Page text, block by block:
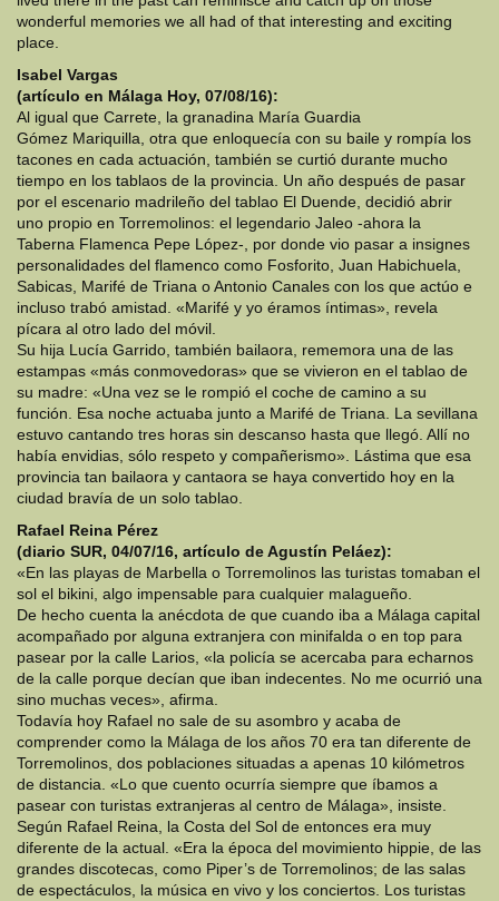
wonderful memories we all had of that interesting and exciting
place.
Isabel Vargas
(artículo en Málaga Hoy, 07/08/16):
Al igual que Carrete, la granadina María Guardia
Gómez Mariquilla, otra que enloquecía con su baile y rompía los
tacones en cada actuación, también se curtió durante mucho
tiempo en los tablaos de la provincia. Un año después de pasar
por el escenario madrileño del tablao El Duende, decidió abrir
uno propio en Torremolinos: el legendario Jaleo -ahora la
Taberna Flamenca Pepe López-, por donde vio pasar a insignes
personalidades del flamenco como Fosforito, Juan Habichuela,
Sabicas, Marifé de Triana o Antonio Canales con los que actúo e
incluso trabó amistad. «Marifé y yo éramos íntimas», revela
pícara al otro lado del móvil.
Su hija Lucía Garrido, también bailaora, rememora una de las
estampas «más conmovedoras» que se vivieron en el tablao de
su madre: «Una vez se le rompió el coche de camino a su
función. Esa noche actuaba junto a Marifé de Triana. La sevillana
estuvo cantando tres horas sin descanso hasta que llegó. Allí no
había envidias, sólo respeto y compañerismo». Lástima que esa
provincia tan bailaora y cantaora se haya convertido hoy en la
ciudad bravía de un solo tablao.
Rafael Reina Pérez
(diario SUR, 04/07/16, artículo de Agustín Peláez):
«En las playas de Marbella o Torremolinos las turistas tomaban el
sol el bikini, algo impensable para cualquier malagueño.
De hecho cuenta la anécdota de que cuando iba a Málaga capital
acompañado por alguna extranjera con minifalda o en top para
pasear por la calle Larios, «la policía se acercaba para echarnos
de la calle porque decían que iban indecentes. No me ocurrió una
sino muchas veces», afirma.
Todavía hoy Rafael no sale de su asombro y acaba de
comprender como la Málaga de los años 70 era tan diferente de
Torremolinos, dos poblaciones situadas a apenas 10 kilómetros
de distancia. «Lo que cuento ocurría siempre que íbamos a
pasear con turistas extranjeras al centro de Málaga», insiste.
Según Rafael Reina, la Costa del Sol de entonces era muy
diferente de la actual. «Era la época del movimiento hippie, de las
grandes discotecas, como Piper’s de Torremolinos; de las salas
de espectáculos, la música en vivo y los conciertos. Los turistas